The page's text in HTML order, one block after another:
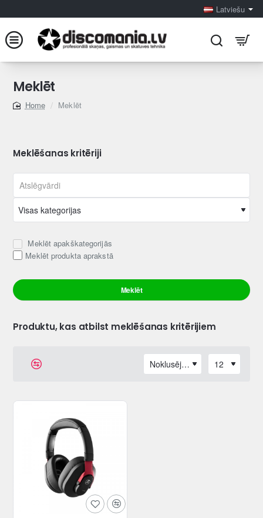
Latviešu
Meklēt
home
Meklēt
Meklēšanas kritēriji
Meklēt apakškategorijās
Meklēt produkta aprakstā
Meklēt
Produktu, kas atbilst meklēšanas kritērijiem